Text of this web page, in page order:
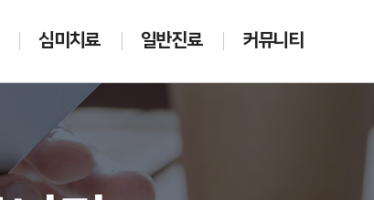
심미치료 일반진료 커뮤니티